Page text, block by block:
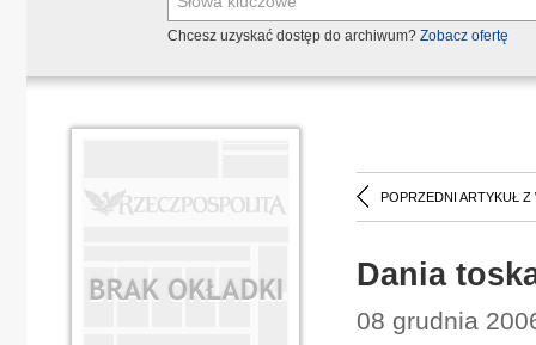
Chcesz uzyskać dostęp do archiwum? Zobacz ofertę
POPRZEDNI ARTYKUŁ Z
Dania
08 grudnia